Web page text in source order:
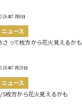
年7月8日
ニュース
さって枚方から花火見えるかも
年7月20日
ニュース
5枚方から花火見えるかも